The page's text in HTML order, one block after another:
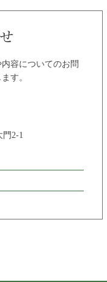
容についてのお問
す。
門2-1